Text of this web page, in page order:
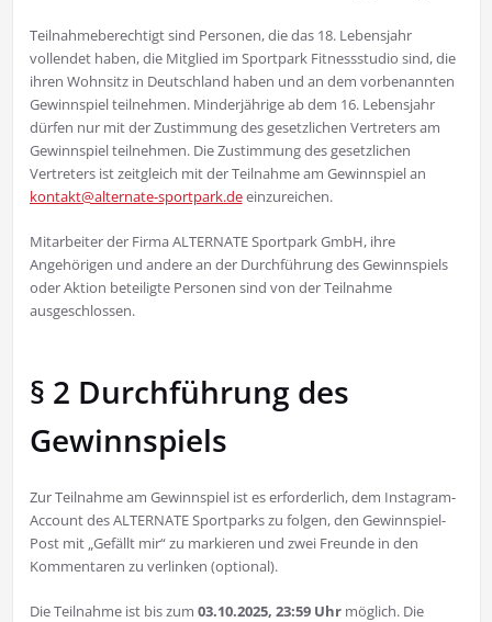
Teilnahmeberechtigt sind Personen, die das 18. Lebensjahr
vollendet haben, die Mitglied im Sportpark Fitnessstudio sind, die
ihren Wohnsitz in Deutschland haben und an dem vorbenannten
Gewinnspiel teilnehmen. Minderjährige ab dem 16. Lebensjahr
dürfen nur mit der Zustimmung des gesetzlichen Vertreters am
Gewinnspiel teilnehmen. Die Zustimmung des gesetzlichen
Vertreters ist zeitgleich mit der Teilnahme am Gewinnspiel an
kontakt@alternate-sportpark.deeinzureichen.
Mitarbeiter der Firma ALTERNATE Sportpark GmbH, ihre
Angehörigen und andere an der Durchführung des Gewinnspiels
oder Aktion beteiligte Personen sind von der Teilnahme
ausgeschlossen.
§ 2 Durchführung des
Gewinnspiels
Zur Teilnahme am Gewinnspiel ist es erforderlich, dem Instagram-
Account des ALTERNATE Sportparks zu folgen, den Gewinnspiel-
Post mit „Gefällt mir“ zu markieren und zwei Freunde in den
Kommentaren zu verlinken (optional).
Die Teilnahme ist bis zum 03.10.2025, 23:59 Uhrmöglich. Die